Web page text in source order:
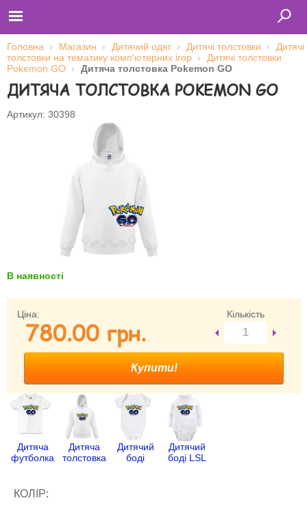
Главная
Футболки
Толстовки (кенгурушки)
Свитшоты
Забули свій пароль?
Забули своє Ім’я Користувача?
Зареєструватися
Головна Магазин Дитячий одяг Дитячі толстовки
Дитячі
толстовки на тематику комп'ютерних ігор
Дитячі толстовки
Pokemon GO
Дитяча толстовка Pokemon GO
ДИТЯЧА ТОЛСТОВКА POKEMON GO
Артикул: 30398
В наявності
Ціна:
780.00 гpн.
Кількість
Дитяча
футболка
Дитяча
толстовка
Дитячий
боді
Дитячий
боді LSL
КОЛІР: